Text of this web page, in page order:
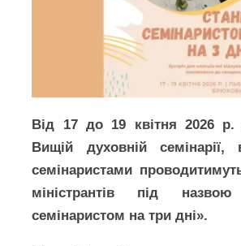
Від 17 до 19 квітня 2026 р.
Вищій духовній семінарії,
семінаристами
міністрантів під
семінаристом на три дні».